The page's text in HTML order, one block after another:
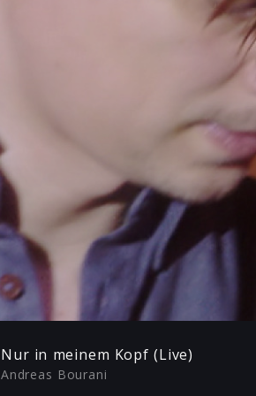
Nur in meinem Kopf (Live)
Andreas Bourani